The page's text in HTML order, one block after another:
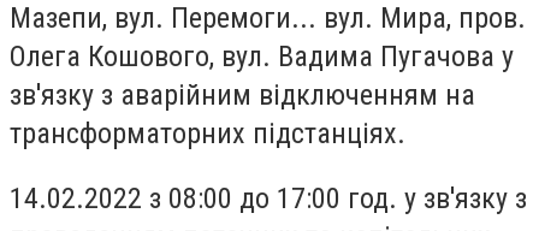
Мазепи, вул. Перемоги... вул. Мира, пров.
Олега Кошового, вул. Вадима Пугачова у
зв'язку з аварійним відключенням на
трансформаторних підстанціях.
14.02.2022 з 08:00 до 17:00 год. у зв'язку з